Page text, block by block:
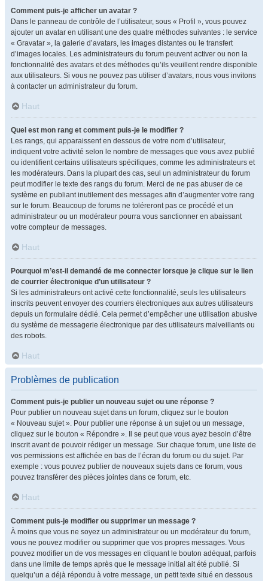
Comment puis-je afficher un avatar ?
Dans le panneau de contrôle de l’utilisateur, sous « Profil », vous pouvez
ajouter un avatar en utilisant une des quatre méthodes suivantes : le service
« Gravatar », la galerie d’avatars, les images distantes ou le transfert
d’images locales. Les administrateurs du forum peuvent activer ou non la
fonctionnalité des avatars et des méthodes qu’ils veuillent rendre disponible
aux utilisateurs. Si vous ne pouvez pas utiliser d’avatars, nous vous invitons
à contacter un administrateur du forum.
Haut
Quel est mon rang et comment puis-je le modifier ?
Les rangs, qui apparaissent en dessous de votre nom d’utilisateur,
indiquent votre activité selon le nombre de messages que vous avez publié
ou identifient certains utilisateurs spécifiques, comme les administrateurs et
les modérateurs. Dans la plupart des cas, seul un administrateur du forum
peut modifier le texte des rangs du forum. Merci de ne pas abuser de ce
système en publiant inutilement des messages afin d’augmenter votre rang
sur le forum. Beaucoup de forums ne toléreront pas ce procédé et un
administrateur ou un modérateur pourra vous sanctionner en abaissant
votre compteur de messages.
Haut
Pourquoi m’est-il demandé de me connecter lorsque je clique sur le lien
de courrier électronique d’un utilisateur ?
Si les administrateurs ont activé cette fonctionnalité, seuls les utilisateurs
inscrits peuvent envoyer des courriers électroniques aux autres utilisateurs
depuis un formulaire dédié. Cela permet d’empêcher une utilisation abusive
du système de messagerie électronique par des utilisateurs malveillants ou
des robots.
Haut
Problèmes de publication
Comment puis-je publier un nouveau sujet ou une réponse ?
Pour publier un nouveau sujet dans un forum, cliquez sur le bouton
« Nouveau sujet ». Pour publier une réponse à un sujet ou un message,
cliquez sur le bouton « Répondre ». Il se peut que vous ayez besoin d’être
inscrit avant de pouvoir rédiger un message. Sur chaque forum, une liste de
vos permissions est affichée en bas de l’écran du forum ou du sujet. Par
exemple : vous pouvez publier de nouveaux sujets dans ce forum, vous
pouvez transférer des pièces jointes dans ce forum, etc.
Haut
Comment puis-je modifier ou supprimer un message ?
À moins que vous ne soyez un administrateur ou un modérateur du forum,
vous ne pouvez modifier ou supprimer que vos propres messages. Vous
pouvez modifier un de vos messages en cliquant le bouton adéquat, parfois
dans une limite de temps après que le message initial ait été publié. Si
quelqu’un a déjà répondu à votre message, un petit texte situé en dessous